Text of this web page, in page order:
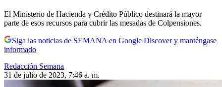
El Ministerio de Hacienda y Crédito Público destinará la mayor
parte de esos recursos para cubrir las mesadas de Colpensiones.
Siga las noticias de SEMANA en Google Discover y manténgase
informado
Redacción Semana
31 de julio de 2023, 7:46 a. m.